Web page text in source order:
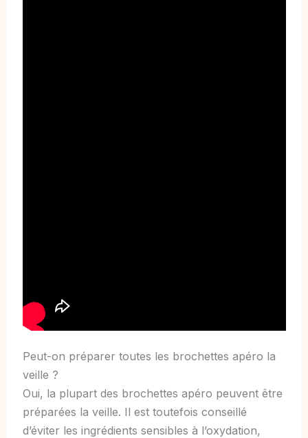
Peut-on préparer toutes les brochettes apéro la
veille ?
Oui, la plupart des brochettes apéro peuvent être
préparées la veille. Il est toutefois conseillé
d’éviter les ingrédients sensibles à l’oxydation,